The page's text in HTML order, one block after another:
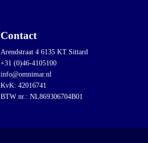
Contact
Arendstraat 4 6135 KT Sittard
+31 (0)46-4105100
info@omnimar.nl
KvK: 42016741
BTW nr.: NL869306704B01